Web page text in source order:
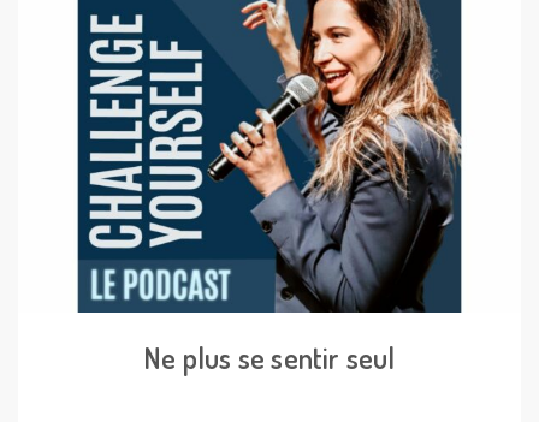
Ne plus se sentir seul